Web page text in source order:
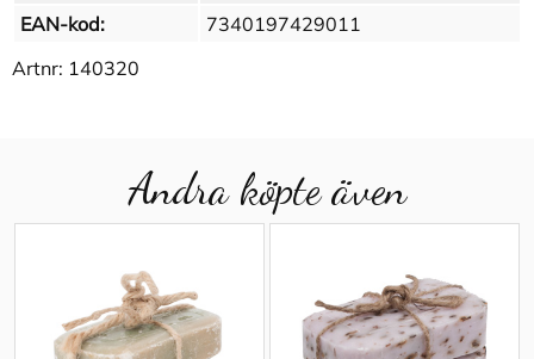
EAN-kod:
7340197429011
Artnr: 140320
Andra köpte även